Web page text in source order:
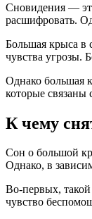
Сновидения —
расшифровать.
Большая крыса в
чувства угрозы.
Однако большая
которые
К чему
Сон о большой
Однако, в
Во-первых,
чувство